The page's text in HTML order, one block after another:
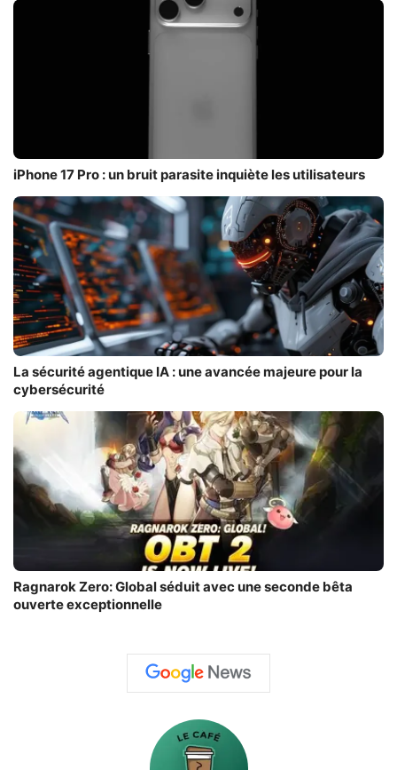
iPhone 17 Pro : un bruit parasite inquiète les utilisateurs
La sécurité agentique IA : une avancée majeure pour la
cybersécurité
Ragnarok Zero: Global séduit avec une seconde bêta
ouverte exceptionnelle